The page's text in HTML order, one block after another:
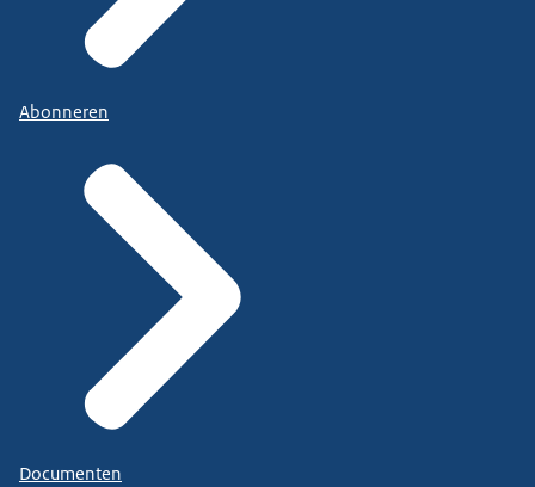
Abonneren
Documenten